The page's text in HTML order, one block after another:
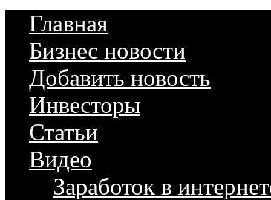
Главная
Бизнес новости
Добавить новость
Инвесторы
Статьи
Видео
Заработок в